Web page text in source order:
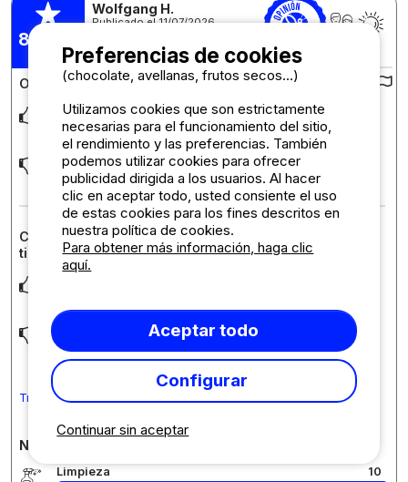
8,86
Wolfgang H.
Publicado el 11/07/2026
08/07/2026
Opiniones sobre el camping :
Our pitch was direct at the seaside. It was amazing waking up
to this view. But the pitches are quit ... Leer más
The grass on the pitches was not very dense. It should be
resown when the summer is over.
Comentario sobre el alojamiento : Parcela : coche +
tienda o caravana
The pitch was small and there were a lot of eathy patches in
the grass.
Traduce el comentario a Español
Notas detalladas sobre el camping
Limpieza 10
Continuar sin aceptar
Preferencias de cookies
(chocolate, avellanas, frutos secos...)
Utilizamos cookies que son estrictamente
necesarias para el funcionamiento del sitio,
el rendimiento y las preferencias. También
podemos utilizar cookies para ofrecer
publicidad dirigida a los usuarios. Al hacer
clic en aceptar todo, usted consiente el uso
de estas cookies para los fines descritos en
nuestra política de cookies.
Para obtener más información, haga clic
aquí.
Aceptar todo
Configurar